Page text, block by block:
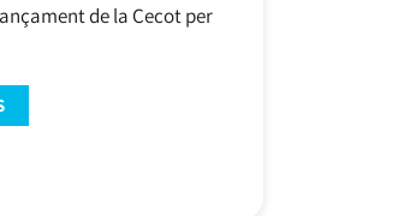
de la Cecot per